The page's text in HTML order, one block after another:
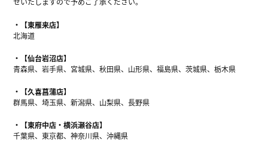
【東雁来店】
北海道
【仙台岩沼店】
青森県、岩手県、宮城県、秋田県、山形県、福島県、茨城県、栃木県
【久喜菖蒲店】
群馬県、埼玉県、新潟県、山梨県、長野県
【東府中店・横浜瀬谷店】
千葉県、東京都、神奈川県、沖縄県